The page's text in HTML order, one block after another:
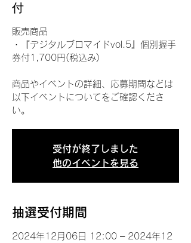
付
販売商品
・『デジタルブロマイドvol.5』個別握手
券付1,700円(税込み)
商品やイベントの詳細、応募期間などは
以下イベントについてをご確認くださ
い。
受付が終了しました
他のイベントを見る
抽選受付期間
2024年12月06日 12:00 – 2024年12